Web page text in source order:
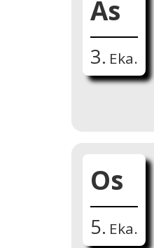
As
3. Eka.
Os
5. Eka.